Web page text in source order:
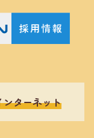
ンターネット